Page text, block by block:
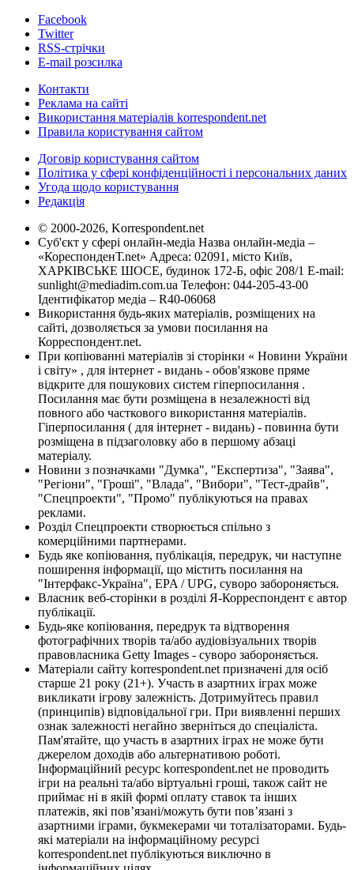
Facebook
Twitter
RSS-стрічки
E-mail розсилка
Контакти
Реклама на сайті
Використання матеріалів korrespondent.net
Правила користування сайтом
Договір користування сайтом
Політика у сфері конфіденційності і персональних даних
Угода щодо користування
Редакція
© 2000-2026, Korrespondent.net
Суб'єкт у сфері онлайн-медіа Назва онлайн-медіа –
«КореспонденТ.net» Адреса: 02091, місто Київ,
ХАРКІВСЬКЕ ШОСЕ, будинок 172-Б, офіс 208/1 E-mail:
sunlight@mediadim.com.ua Телефон: 044-205-43-00
Ідентифікатор медіа – R40-06068
Використання будь-яких матеріалів, розміщених на
сайті, дозволяється за умови посилання на
Корреспондент.net.
При копіюванні матеріалів зі сторінки « Новини України
і світу» , для інтернет - видань - обов'язкове пряме
відкрите для пошукових систем гіперпосилання .
Посилання має бути розміщена в незалежності від
повного або часткового використання матеріалів.
Гіперпосилання ( для інтернет - видань) - повинна бути
розміщена в підзаголовку або в першому абзаці
матеріалу.
Новини з позначками "Думка", "Експертиза", "Заява",
"Регіони", "Гроші", "Влада", "Вибори", "Тест-драйв",
"Спецпроекти", "Промо" публікуються на правах
реклами.
Розділ Спецпроекти створюється спільно з
комерційними партнерами.
Будь яке копіювання, публікація, передрук, чи наступне
поширення інформації, що містить посилання на
"Інтерфакс-Україна", EPA / UPG, суворо забороняється.
Власник веб-сторінки в розділі Я-Корреспондент є автор
публікації.
Будь-яке копіювання, передрук та відтворення
фотографічних творів та/або аудіовізуальних творів
правовласника Getty Images - суворо забороняється.
Матеріали сайту korrespondent.net призначені для осіб
старше 21 року (21+). Участь в азартних іграх може
викликати ігрову залежність. Дотримуйтесь правил
(принципів) відповідальної гри. При виявленні перших
ознак залежності негайно зверніться до спеціаліста.
Пам'ятайте, що участь в азартних іграх не може бути
джерелом доходів або альтернативою роботі.
Інформаційний ресурс korrespondent.net не проводить
ігри на реальні та/або віртуальні гроші, також сайт не
приймає ні в якій формі оплату ставок та інших
платежів, які пов’язані/можуть бути пов’язані з
азартними іграми, букмекерами чи тоталізаторами. Будь-
які матеріали на інформаційному ресурсі
korrespondent.net публікуються виключно в